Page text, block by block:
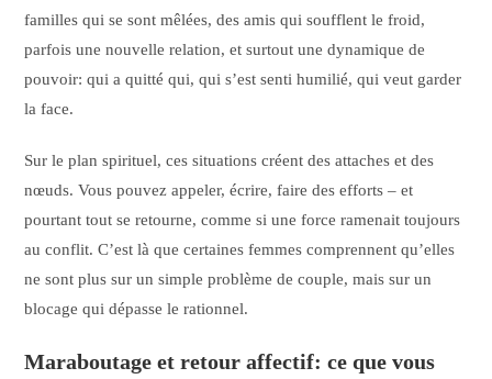
familles qui se sont mêlées, des amis qui soufflent le froid,
parfois une nouvelle relation, et surtout une dynamique de
pouvoir: qui a quitté qui, qui s’est senti humilié, qui veut garder
la face.
Sur le plan spirituel, ces situations créent des attaches et des
nœuds. Vous pouvez appeler, écrire, faire des efforts – et
pourtant tout se retourne, comme si une force ramenait toujours
au conflit. C’est là que certaines femmes comprennent qu’elles
ne sont plus sur un simple problème de couple, mais sur un
blocage qui dépasse le rationnel.
Maraboutage et retour affectif: ce que vous